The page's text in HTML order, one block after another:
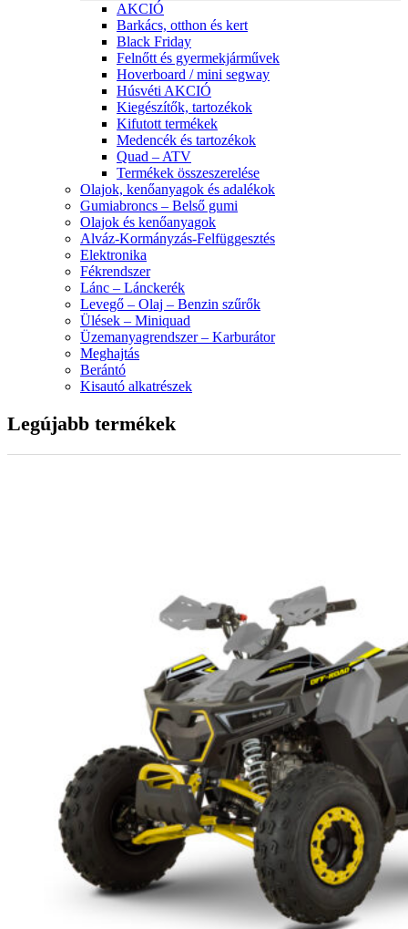
AKCIÓ
Barkács, otthon és kert
Black Friday
Felnőtt és gyermekjárművek
Hoverboard / mini segway
Húsvéti AKCIÓ
Kiegészítők, tartozékok
Kifutott termékek
Medencék és tartozékok
Quad – ATV
Termékek összeszerelése
Olajok, kenőanyagok és adalékok
Gumiabroncs – Belső gumi
Olajok és kenőanyagok
Alváz-Kormányzás-Felfüggesztés
Elektronika
Fékrendszer
Lánc – Lánckerék
Levegő – Olaj – Benzin szűrők
Ülések – Miniquad
Üzemanyagrendszer – Karburátor
Meghajtás
Berántó
Kisautó alkatrészek
Legújabb termékek